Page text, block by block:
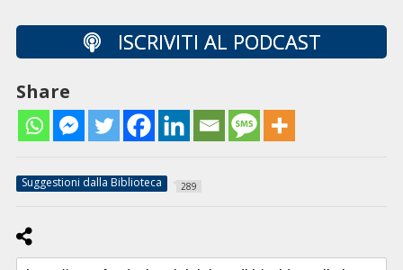
ISCRIVITI AL PODCAST
Share
Suggestioni dalla Biblioteca 289